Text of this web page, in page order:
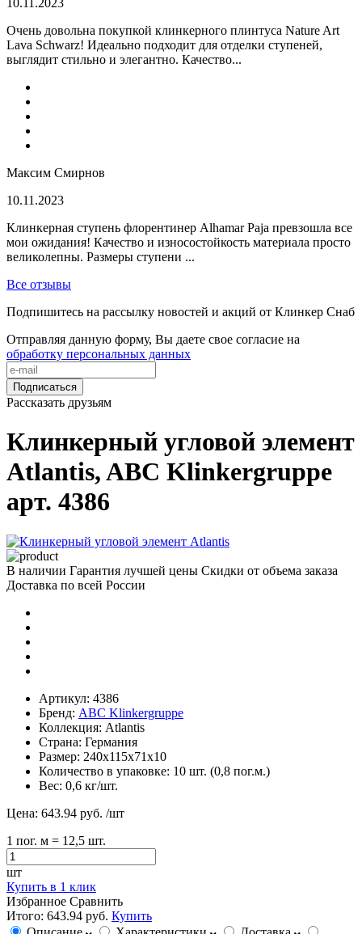
10.11.2023
Очень довольна покупкой клинкерного плинтуса Nature Art
Lava Schwarz! Идеально подходит для отделки ступеней,
выглядит стильно и элегантно. Качество...
Максим Смирнов
10.11.2023
Клинкерная ступень флорентинер Alhamar Paja превзошла все
мои ожидания! Качество и износостойкость материала просто
великолепны. Размеры ступени ...
Все отзывы
Подпишитесь на рассылку новостей и акций от Клинкер Снаб
Отправляя данную форму, Вы даете свое согласие на
обработку персональных данных
Подписаться
Рассказать друзьям
Клинкерный угловой элемент
Atlantis, ABC Klinkergruppe
арт. 4386
В наличии Гарантия лучшей цены Скидки от объема заказа
Доставка по всей России
Артикул: 4386
Бренд: ABC Klinkergruppe
Коллекция: Atlantis
Страна: Германия
Размер: 240х115х71х10
Количество в упаковке: 10 шт. (0,8 пог.м.)
Вес: 0,6 кг/шт.
Цена: 643.94 руб. /шт
1 пог. м = 12,5 шт.
шт
Купить в 1 клик
Избранное Сравнить
Итого: 643.94 руб. Купить